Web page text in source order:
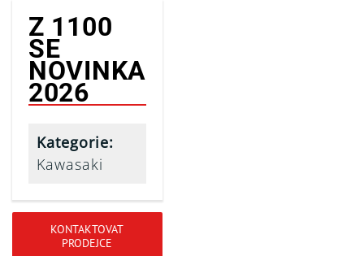
Z 1100
SE
NOVINKA
2026
Kategorie:
Kawasaki
KONTAKTOVAT
PRODEJCE